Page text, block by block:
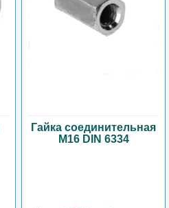
Гайка соединительная
М16 DIN 6334